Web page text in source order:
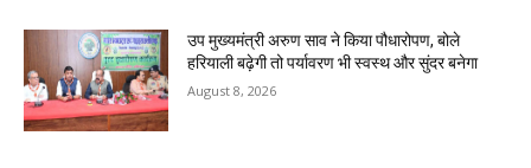
उप मुख्यमंत्री अरुण साव ने किया पौधारोपण, बोले
हरियाली बढ़ेगी तो पर्यावरण भी स्वस्थ और सुंदर बनेगा
August 8, 2026